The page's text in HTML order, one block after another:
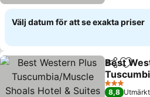
Välj datum för att se exakta priser
Dela Lägg
Best
Shoals
Se priser
3 Stjärnor
8,8 Utmärkt